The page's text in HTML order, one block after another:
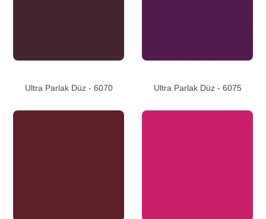
Ultra Parlak Düz - 6070 Ultra Parlak Düz - 6075